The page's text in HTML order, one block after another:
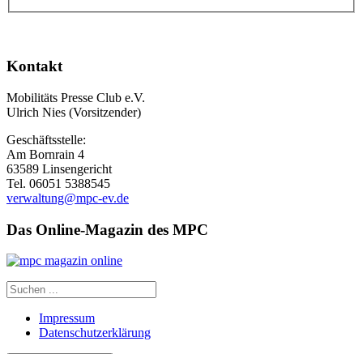
Kontakt
Mobilitäts Presse Club e.V.
Ulrich Nies (Vorsitzender)
Geschäftsstelle:
Am Bornrain 4
63589 Linsengericht
Tel. 06051 5388545
verwaltung@mpc-ev.de
Das Online-Magazin des MPC
Impressum
Datenschutzerklärung